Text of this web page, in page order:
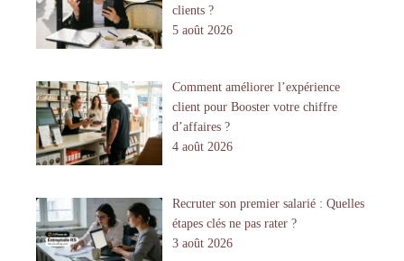
clients ?
5 août 2026
Comment améliorer l’expérience
client pour Booster votre chiffre
d’affaires ?
4 août 2026
Recruter son premier salarié : Quelles
étapes clés ne pas rater ?
3 août 2026